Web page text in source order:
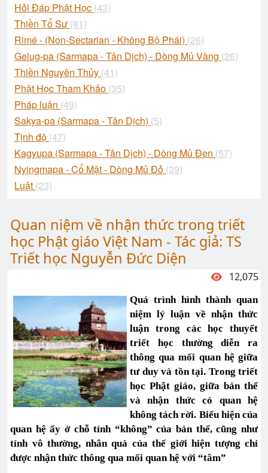
Hỏi Đáp Phật Học (43)
Thiền Tổ Sư (81)
Rimé - (Non-Sectarian - Không Bộ Phái) (26)
Gelug-pa (Sarmapa - Tân Dịch) - Dòng Mủ Vàng (26)
Thiền Nguyên Thủy (41)
Phật Học Tham Khảo (35)
Pháp luận (49)
Sakya-pa (Sarmapa - Tân Dịch) (5)
Tịnh độ (47)
Kagyupa (Sarmapa - Tân Dịch) - Dòng Mủ Đen (57)
Nyingmapa - Cổ Mật - Dòng Mủ Đỏ (39)
Luật (23)
Quan niệm về nhận thức trong triết
học Phật giáo Việt Nam - Tác giả: TS
Triết học Nguyễn Đức Diện
12,075
Quá trình hình thành quan
niệm lý luận về nhận thức
luận trong các học thuyết
triết học thường diễn ra
thông qua mối quan hệ giữa
tư duy và tồn tại. Trong triết
học Phật giáo, giữa bản thể
và nhận thức có quan hệ
không tách rời. Biểu hiện của
quan hệ ấy ở chỗ tính “không” của bản thể, cũng như
tính vô thường, nhân quả của thế giới hiện tượng chỉ
được nhận thức thông qua mối quan hệ với “tâm”